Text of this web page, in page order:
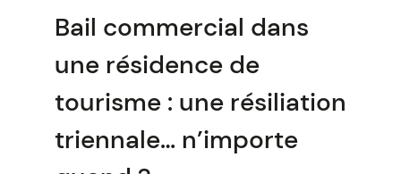
Bail commercial dans
une résidence de
tourisme : une résiliation
triennale… n’importe